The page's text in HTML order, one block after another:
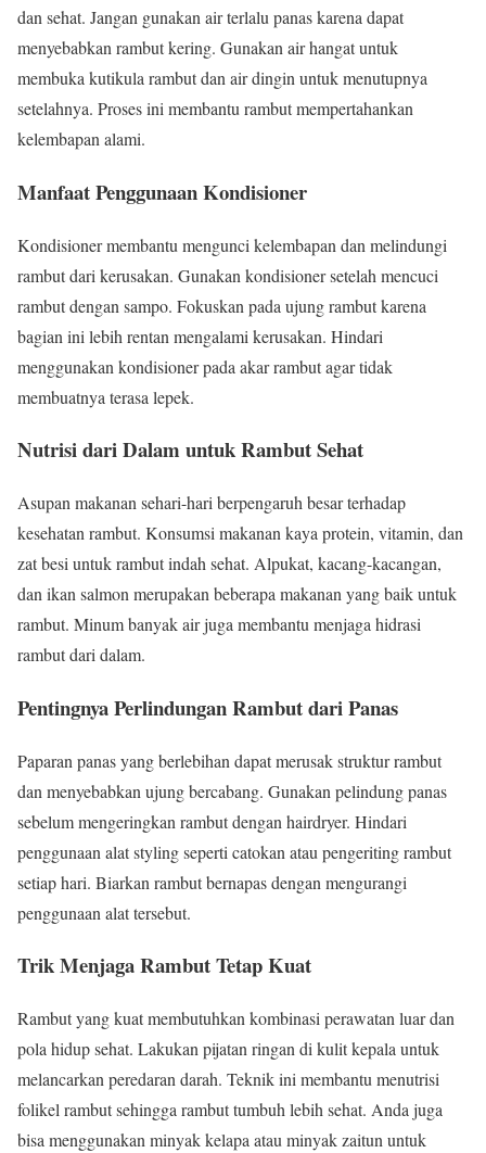
dan sehat. Jangan gunakan air terlalu panas karena dapat
menyebabkan rambut kering. Gunakan air hangat untuk
membuka kutikula rambut dan air dingin untuk menutupnya
setelahnya. Proses ini membantu rambut mempertahankan
kelembapan alami.
Manfaat Penggunaan Kondisioner
Kondisioner membantu mengunci kelembapan dan melindungi
rambut dari kerusakan. Gunakan kondisioner setelah mencuci
rambut dengan sampo. Fokuskan pada ujung rambut karena
bagian ini lebih rentan mengalami kerusakan. Hindari
menggunakan kondisioner pada akar rambut agar tidak
membuatnya terasa lepek.
Nutrisi dari Dalam untuk Rambut Sehat
Asupan makanan sehari-hari berpengaruh besar terhadap
kesehatan rambut. Konsumsi makanan kaya protein, vitamin, dan
zat besi untuk rambut indah sehat. Alpukat, kacang-kacangan,
dan ikan salmon merupakan beberapa makanan yang baik untuk
rambut. Minum banyak air juga membantu menjaga hidrasi
rambut dari dalam.
Pentingnya Perlindungan Rambut dari Panas
Paparan panas yang berlebihan dapat merusak struktur rambut
dan menyebabkan ujung bercabang. Gunakan pelindung panas
sebelum mengeringkan rambut dengan hairdryer. Hindari
penggunaan alat styling seperti catokan atau pengeriting rambut
setiap hari. Biarkan rambut bernapas dengan mengurangi
penggunaan alat tersebut.
Trik Menjaga Rambut Tetap Kuat
Rambut yang kuat membutuhkan kombinasi perawatan luar dan
pola hidup sehat. Lakukan pijatan ringan di kulit kepala untuk
melancarkan peredaran darah. Teknik ini membantu menutrisi
folikel rambut sehingga rambut tumbuh lebih sehat. Anda juga
bisa menggunakan minyak kelapa atau minyak zaitun untuk